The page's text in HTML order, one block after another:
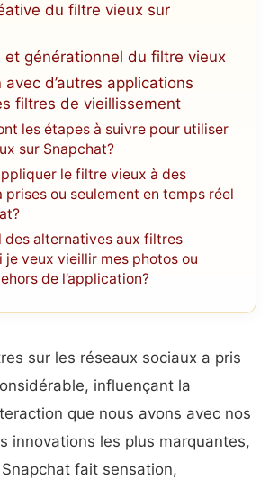
du filtre vieux sur
et générationnel du filtre vieux
avec d’autres applications
filtres de vieillissement
les étapes à suivre pour utiliser
sur Snapchat?
le filtre vieux à des
prises ou seulement en temps réel
des alternatives aux filtres
je veux vieillir mes photos ou
de l’application?
sur les réseaux sociaux a pris
influençant la
que nous avons avec nos
innovations les plus marquantes,
fait sensation,